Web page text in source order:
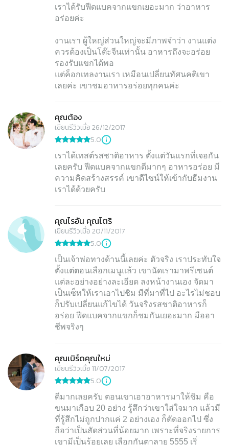
เราได้รับฟีดแบคจากแขกเยอะมาก ว่าอาหาร
อร่อยค่ะ
งานเรา ผู้ใหญ่ส่วนใหญ่จะมีภาพจำว่า งานแต่ง
ควรต้องเป็นโต๊ะจีนเท่านั้น อาหารถึงจะอร่อย
รองรับแขกได้พอ
แต่ค็อกเทลงานเรา เหมือนเปลี่ยนทัศนคติเขา
เลยค่ะ เขาชมอาหารอร่อยทุกคนค่ะ
คุณต้อง
เขียนรีวิวเมื่อ 26/12/2017
5.0
เราได้เทสต์รสชาติอาหาร ตั้งแต่วันแรกที่เจอกัน
เลยครับ ฟีดแบคจากแขกดีมากๆ อาหารอร่อย มี
ความคิดสร้างสรรค์ เขาดีไซน์ให้เข้ากับธีมงาน
เราได้ด้วยครับ
คุณไรอัน คุณโตริ
เขียนรีวิวเมื่อ 20/11/2017
5.0
เป็นเจ้าพ่อทางด้านนี้เลยค่ะ ตัวจริง เราประทับใจ
ตั้งแต่ตอนเลือกเมนูแล้ว เขานัดเรามาพรีเซนต์
แต่ละอย่างอย่างละเอียด ลงหน้างานเอง จัดมา
เป็นเซ็ทให้เราเอาไปชิม มีที่มาที่ไป อะไรไม่ชอบ
ก็ปรับเปลี่ยนแก้ไขได้ วันจริงรสชาติอาหารก็
อร่อย ฟีดแบคจากแขกก็ชมกันเยอะมาก มืออา
คุณเบิร์ดคุณใหม่
เขียนรีวิวเมื่อ 11/07/2017
5.0
ดีมากเลยครับ ตอนเขาเอาอาหารมาให้ชิม คือ
ขนมาเกือบ 20 อย่าง รู้สึกว่าเขาใส่ใจมาก แล้วมี
ที่รู้สึกไม่ถูกปากแค่ 2 อย่างเอง ก็ตัดออกไป ซึ่ง
ถือว่าเป็นสัดส่วนที่น้อยมาก เพราะที่จริงรายการ
เขามีเป็นร้อยเลย เลือกกันตาลาย 5555 เริ่